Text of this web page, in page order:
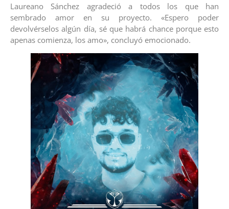
Laureano Sánchez agradeció a todos los que han
sembrado amor en su proyecto. «Espero poder
devolvérselos algún día, sé que habrá chance porque esto
apenas comienza, los amo», concluyó emocionado.